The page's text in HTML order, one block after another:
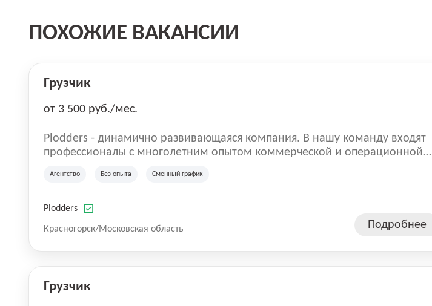
ПОХОЖИЕ ВАКАНСИИ
Грузчик
от 3 500 руб./мес.
Plodders - динамично развивающаяся компания. В нашу команду входят
профессионалы с многолетним опытом коммерческой и операционной
быть уверенными в надлежащем качестве оказываемых услуг.
Агентство Без опыта Сменный график
Plodders
Красногорск/Московская область Подробнее
Грузчик